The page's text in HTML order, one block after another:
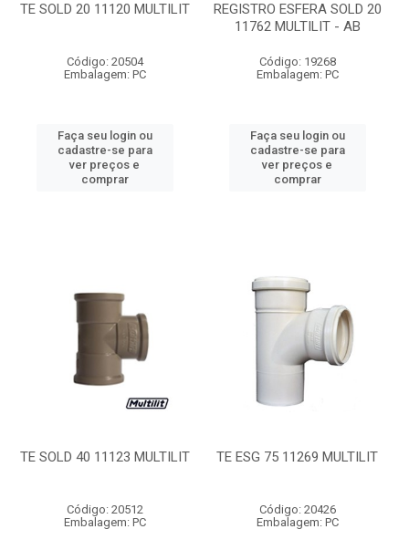
TE SOLD 20 11120 MULTILIT
Código: 20504
Embalagem: PC
Faça seu login ou
cadastre-se para
ver preços e
comprar
REGISTRO ESFERA SOLD 20
11762 MULTILIT - AB
Código: 19268
Embalagem: PC
Faça seu login ou
cadastre-se para
ver preços e
comprar
TE SOLD 40 11123 MULTILIT
Código: 20512
Embalagem: PC
TE ESG 75 11269 MULTILIT
Código: 20426
Embalagem: PC